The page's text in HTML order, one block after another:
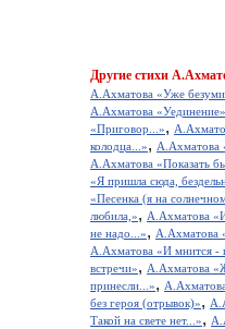
Другие стихи
А.Ахматова «Уже
А.Ахматова «Уединение»
«Приговор...»,
колодца...», А.Ахматова
А.Ахматова «Показать
«Я пришла сюда,
«Песенка (я на
любила,», А.Ахматова
не надо...», А.Ахматова
А.Ахматова «И мнится -
встречи», А.Ахматова
принесли...»,
без героя (отрывок)»,
Такой на свете нет...»,